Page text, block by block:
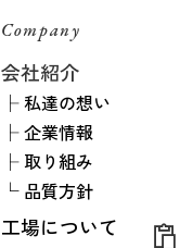
会社紹介
├ 私達の想い
├ 企業情報
├ 取り組み
└ 品質方針
工場について